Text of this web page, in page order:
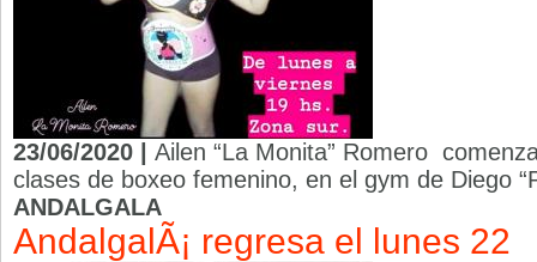
23/06/2020 | Ailen “La Monita” Romero
clases de boxeo femenino, en el gym de Diego
ANDALGALA
AndalgalÃ¡ regresa el lunes 22